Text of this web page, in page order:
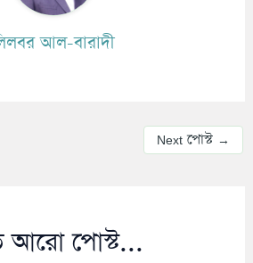
আল-বারাদী
Next পোস্ট →
আরো পোস্ট...